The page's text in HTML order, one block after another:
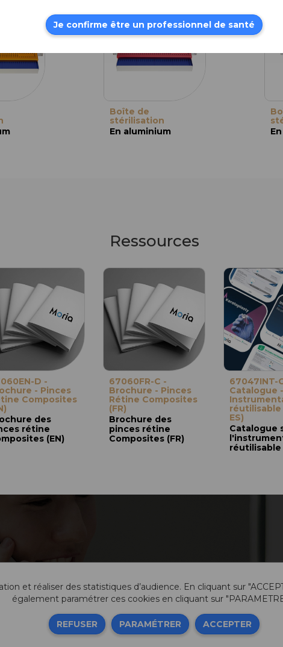
Boîte de
stérilisation
En aluminium
Ressources
D -
- Pinces
Composites
des
rétine
(EN)
67060FR-C -
Brochure - Pinces
Rétine Composites
(FR)
Brochure des
pinces rétine
Composites (FR)
67047INT-
Catalogue -
réutilisable
ES)
Catalogue
réutilisable
et réaliser des statistiques d’audience. En cliquant sur
également paramétrer ces cookies en cliquant sur
REFUSER PARAMÉTRER ACCEPTER
Je confirme être un professionnel de santé